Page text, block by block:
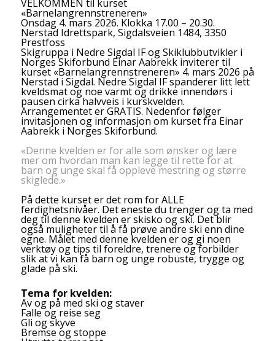
VELKOMMEN til kurset
«Barnelangrennstreneren»
Onsdag 4. mars 2026. Klokka 17.00 – 20.30.
Nerstad Idrettspark, Sigdalsveien 1484, 3350
Prestfoss
Skigruppa i Nedre Sigdal IF og Skiklubbutvikler i
Norges Skiforbund Einar Aabrekk inviterer til
kurset «Barnelangrennstreneren» 4. mars 2026 på
Nerstad i Sigdal. Nedre Sigdal IF spanderer litt lett
kveldsmat og noe varmt og drikke innendørs i
pausen cirka halvveis i kurskvelden.
Arrangementet er GRATIS. Nedenfor følger
invitasjonen og informasjon om kurset fra Einar
Aabrekk i Norges Skiforbund.
«Denne kvelden er for alle som ønsker og lære
mer om hvordan man kan legge til rette for at
barn og unge skal få oppleve mestring og større
skiglede.»
På dette kurset er det rom for ALLE
ferdighetsnivåer. Det eneste du trenger og ta med
deg til denne kvelden er skisko og ski. Det blir
også muligheter til å få prøve andre ski enn dine
egne. Målet med denne kvelden er og gi noen
verktøy og tips til foreldre, trenere og forbilder
slik at vi kan få barn og unge robuste, trygge og
glade på ski.
Tema for kvelden:
Av og på med ski og staver
Falle og reise seg
Gli og skyve
Bremse og stoppe